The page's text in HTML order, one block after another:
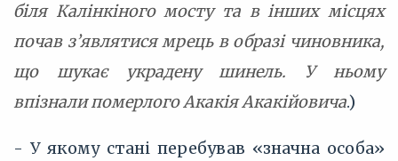
біля Калінкіного мосту та в інших місцях
почав з’являтися мрець в образі чиновника,
що шукає украдену шинель. У ньому
впізнали померлого Акакія Акакійовича.)
- У якому стані перебував «значна особа»